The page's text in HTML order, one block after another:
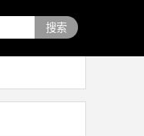
搜索